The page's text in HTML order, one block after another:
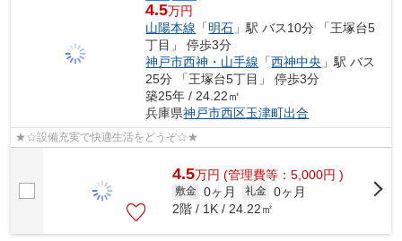
4.5万円
山陽本線 「明石 」駅 バス10分 「王塚台5
丁目」 停歩3分
神戸市西神・山手線 「西神中央 」駅 バス
25分 「王塚台5丁目」 停歩3分
築25年 / 24.22㎡
兵庫県神戸市西区玉津町出合
★☆設備充実で快適生活をどうぞ☆★
4.5万円 (管理費等：5,000円 )
敷金 0ヶ月 礼金 0ヶ月
2階 / 1K / 24.22㎡